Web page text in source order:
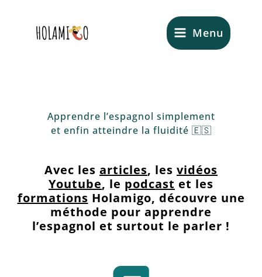
Menu
Apprendre l’espagnol simplement
et enfin atteindre la fluidité 🇪🇸
Avec les articles, les vidéos
Youtube, le podcast et les
formations Holamigo, découvre une
méthode pour apprendre
l’espagnol et surtout le parler !